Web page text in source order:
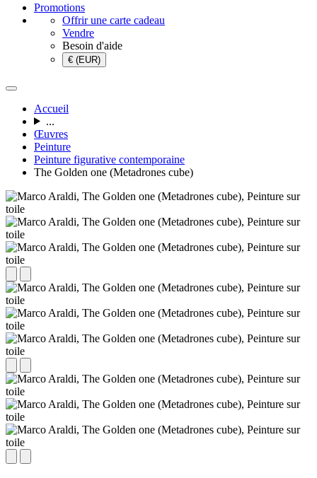
Promotions
Offrir une carte cadeau
Vendre
Besoin d'aide
€ (EUR)
Accueil
...
Œuvres
Peinture
Peinture figurative contemporaine
The Golden one (Metadrones cube)